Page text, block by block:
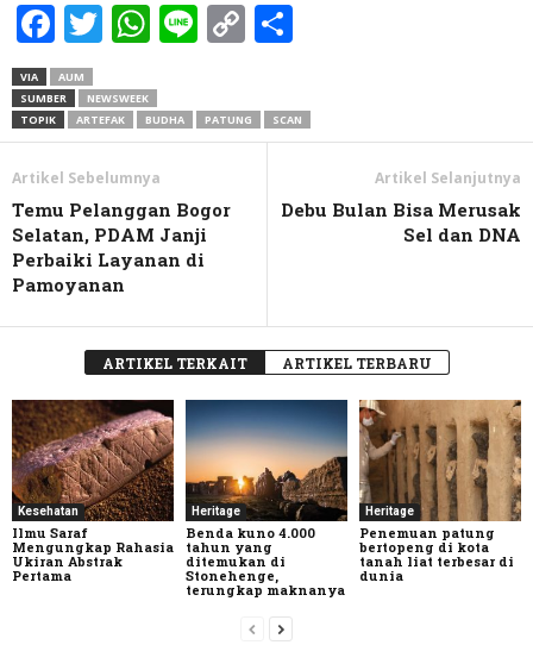
Facebook
Twitter
WhatsApp
LineCopy
VIA
AUM
SUMBER
NEWSWEEK
TOPIK
ARTEFAK BUDHA PATUNG SCAN
Artikel Sebelumnya
Temu Pelanggan Bogor
Selatan, PDAM Janji
Perbaiki Layanan di
Pamoyanan
Artikel Selanjutnya
Debu Bulan Bisa Merusak
Sel dan DNA
ARTIKEL TERKAIT ARTIKEL TERBARU
Kesehatan
Ilmu Saraf
Mengungkap Rahasia
Ukiran Abstrak
Pertama
Heritage
Benda kuno 4.000
tahun yang
ditemukan di
Stonehenge,
terungkap maknanya
Heritage
Penemuan patung
bertopeng di kota
tanah liat terbesar di
dunia